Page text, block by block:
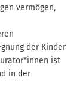
vermögen,
der Kinder
ist
in der